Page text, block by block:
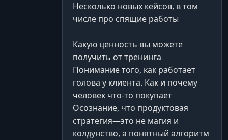
Несколько новых кейсов, в том
числе про спящие работы
Какую ценность вы можете
получить от тренинга
Понимание того, как работает
голова у клиента. Как и почему
человек что-то покупает
Осознание, что продуктовая
стратегия—это не магия и
колдунство, а понятный алгоритм